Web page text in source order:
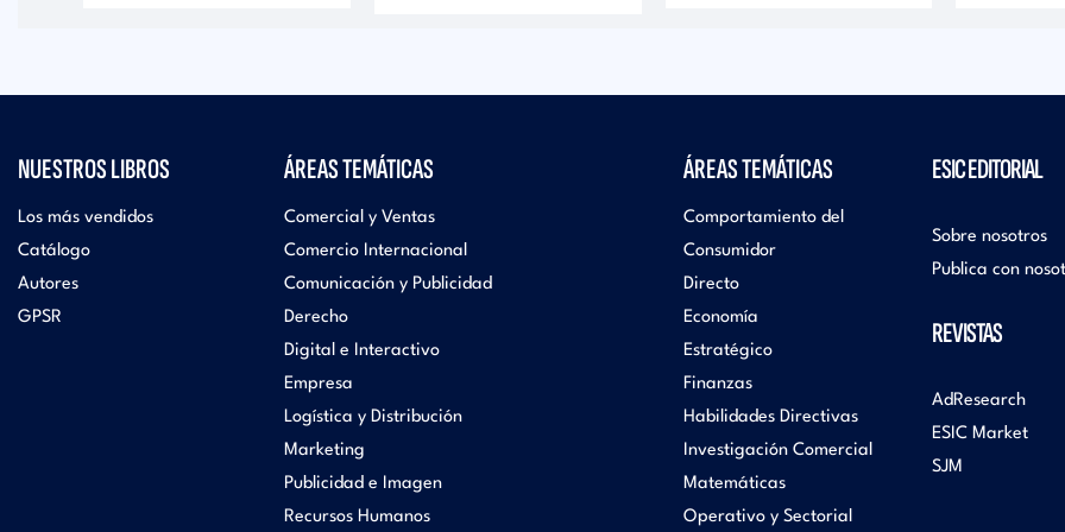
NUESTROS LIBROS
Los más vendidos
Catálogo
Autores
GPSR
ÁREAS TEMÁTICAS
Comercial y Ventas
Comercio Internacional
Comunicación y Publicidad
Derecho
Digital e Interactivo
Empresa
Logística y Distribución
Marketing
Publicidad e Imagen
Recursos Humanos
ÁREAS TEMÁTICAS
Comportamiento del
Consumidor
Directo
Economía
Estratégico
Finanzas
Habilidades Directivas
Investigación Comercial
Matemáticas
Operativo y Sectorial
ESIC EDITORIAL
Sobre nosotros
Publica con
REVISTAS
AdResearch
ESIC Market
SJM